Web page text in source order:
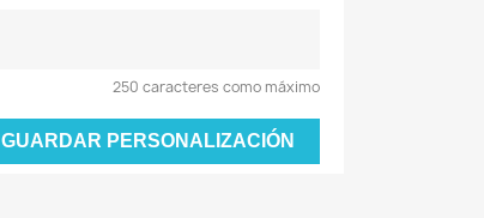
250 caracteres como máximo
GUARDAR PERSONALIZACIÓN